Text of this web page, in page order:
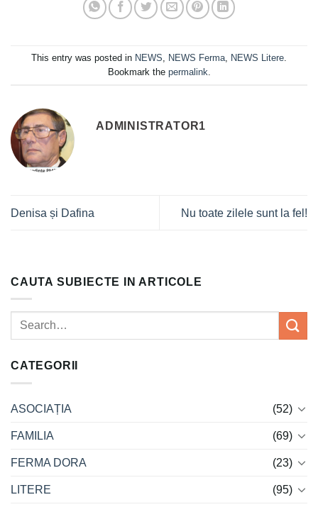
This entry was posted in NEWS NEWS Ferma NEWS Litere
Bookmark the permalink
ADMINISTRATOR1
Denisa și Dafina Nu toate zilele sunt la fel!
CAUTA SUBIECTE IN ARTICOLE
CATEGORII
ASOCIAȚIA (52)
FAMILIA (69)
FERMA DORA (23)
LITERE (95)